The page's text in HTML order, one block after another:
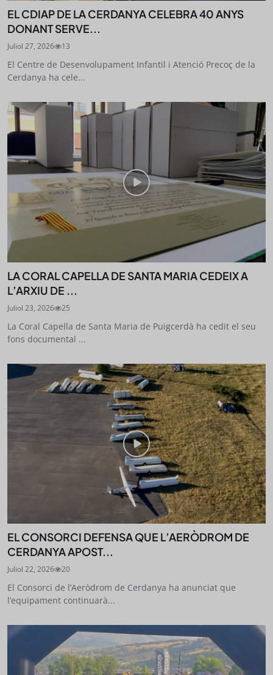
EL CDIAP DE LA CERDANYA CELEBRA 40 ANYS
DONANT SERVE...
Juliol 27, 2026 13
El Centre de Desenvolupament Infantil i Atenció Precoç de la
Cerdanya ha cele...
LA CORAL CAPELLA DE SANTA MARIA CEDEIX A
L’ARXIU DE ...
Juliol 23, 2026 25
La Coral Capella de Santa Maria de Puigcerdà ha cedit el seu
fons documental ...
EL CONSORCI DEFENSA QUE L’AERÒDROM DE
CERDANYA APOST...
Juliol 22, 2026 20
El Consorci de l’Aeròdrom de Cerdanya ha anunciat que
l’equipament continuarà...
STAY UPDATED
Tota l’actualitat, seleccionada i enviada directament
al teu correu. Subscriu-te al nostre butlletí i segueix
la informació que importa.